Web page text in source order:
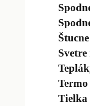
Štucne
Tielka